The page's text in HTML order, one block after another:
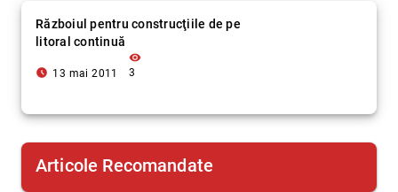
Războiul pentru construcţiile de pe
litoral continuă
access_time_filled 13 mai 2011
visibility
3
Articole Recomandate